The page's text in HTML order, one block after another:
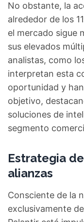
No obstante, la
alrededor de los
el mercado sigue
sus elevados
analistas, como
interpretan esta
oportunidad y
objetivo,
soluciones de
segmento
Estrategia
alianzas
Consciente de la
exclusivamente